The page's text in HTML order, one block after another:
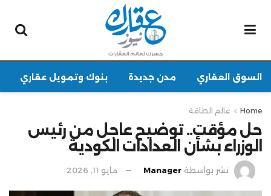
السوق العقاري مدن جديدة بنوك وتمويل عقاري
Home عالم الطاقة
حل مؤقت.. توضيح عاجل من رئيس
الوزراء بشأن العدادات الكودية
نشر بواسطة Manager مايو 11, 2026